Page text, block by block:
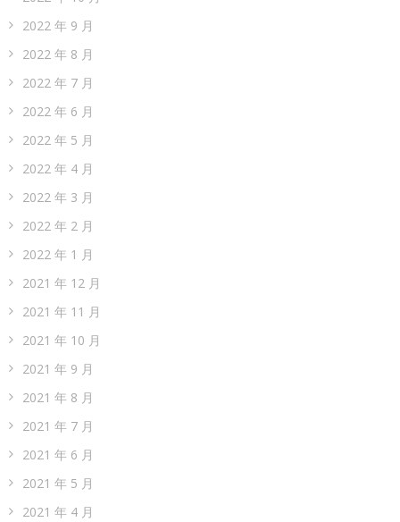
2022 年 9 月
2022 年 8 月
2022 年 7 月
2022 年 6 月
2022 年 5 月
2022 年 4 月
2022 年 3 月
2022 年 2 月
2022 年 1 月
2021 年 12 月
2021 年 11 月
2021 年 10 月
2021 年 9 月
2021 年 8 月
2021 年 7 月
2021 年 6 月
2021 年 5 月
2021 年 4 月